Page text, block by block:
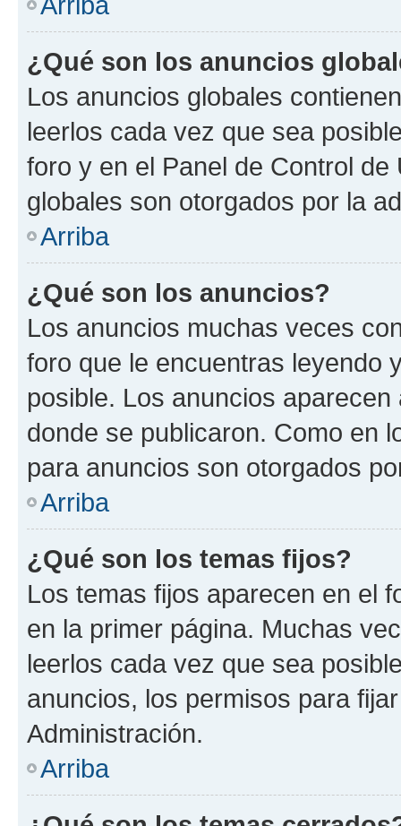
¿Qué son los anuncios
Los anuncios globales
leerlos cada vez que sea
foro y en el Panel de Control
globales son otorgados por la
Arriba
¿Qué son los anuncios?
Los anuncios muchas veces
foro que le encuentras leyendo
posible. Los anuncios
donde se publicaron. Como en
para anuncios son otorgados
Arriba
¿Qué son los temas fijos?
Los temas fijos aparecen en el
en la primer página. Muchas
leerlos cada vez que sea
anuncios, los permisos para
Administración.
Arriba